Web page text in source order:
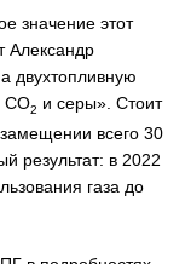
значение этот
Александр
двухтопливную
СО2 и серы». Стоит
замещении всего 30
результат: в 2022
газа до